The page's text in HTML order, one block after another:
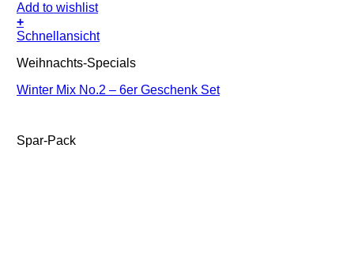
Add to wishlist
+
Schnellansicht
Weihnachts-Specials
Winter Mix No.2 – 6er Geschenk Set
Spar-Pack